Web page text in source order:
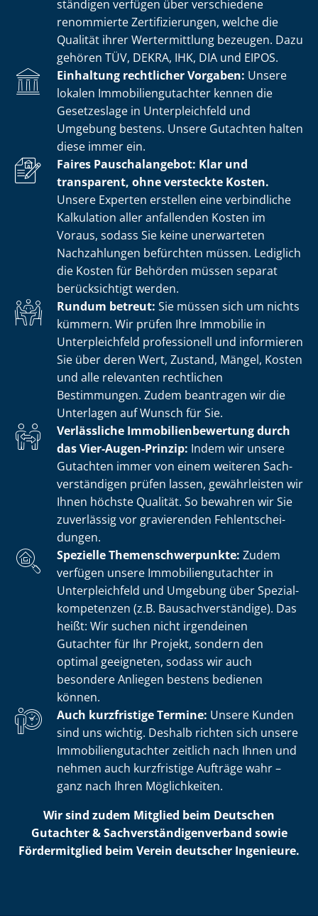
stän­di­gen verfügen über verschiedene
renommierte Zer­ti­fi­zie­run­gen, welche die
Qualität ihrer Wertermittlung bezeugen. Dazu
gehören TÜV, DEKRA, IHK, DIA und EIPOS.
Einhaltung rechtlicher Vorgaben: Unsere
lokalen Im­mo­bi­li­en­gut­ach­ter kennen die
Gesetzeslage in Unterpleichfeld und
Umgebung bestens. Unsere Gutachten halten
diese immer ein.
Faires Pauschalangebot: Klar und
transparent, ohne versteckte Kosten.
Unsere Experten erstellen eine verbindliche
Kalkulation aller anfallenden Kosten im
Voraus, sodass Sie keine unerwarteten
Nachzahlungen befürchten müssen. Lediglich
die Kosten für Behörden müssen separat
berücksichtigt werden.
Rundum betreut: Sie müssen sich um nichts
kümmern. Wir prüfen Ihre Immobilie in
Unterpleichfeld professionell und informieren
Sie über deren Wert, Zustand, Mängel, Kosten
und alle relevanten rechtlichen
Bestimmungen. Zudem beantragen wir die
Unterlagen auf Wunsch für Sie.
Verlässliche Im­mo­bi­li­en­be­wer­tung durch
das Vier-Augen-Prinzip: Indem wir unsere
Gutachten immer von einem weiteren Sach­
ver­stän­di­gen prüfen lassen, gewährleisten wir
Ihnen höchste Qualität. So bewahren wir Sie
zuverlässig vor gravierenden Fehl­ent­schei­
dun­gen.
Spezielle The­men­schwer­punk­te: Zudem
verfügen unsere Im­mo­bi­li­en­gut­ach­ter in
Unterpleichfeld und Umgebung über Spe­zi­al­
kom­pe­ten­zen (z.B. Bau­sach­ver­stän­di­ge). Das
heißt: Wir suchen nicht irgendeinen
Gutachter für Ihr Projekt, sondern den
optimal geeigneten, sodass wir auch
besondere Anliegen bestens bedienen
können.
Auch kurzfristige Termine: Unsere Kunden
sind uns wichtig. Deshalb richten sich unsere
Im­mo­bi­li­en­gut­ach­ter zeitlich nach Ihnen und
nehmen auch kurzfristige Aufträge wahr –
ganz nach Ihren Möglichkeiten.
Wir sind zudem Mitglied beim Deutschen
Gutachter & Sach­ver­stän­di­gen­ver­band sowie
Fördermitglied beim Verein deutscher Ingenieure.